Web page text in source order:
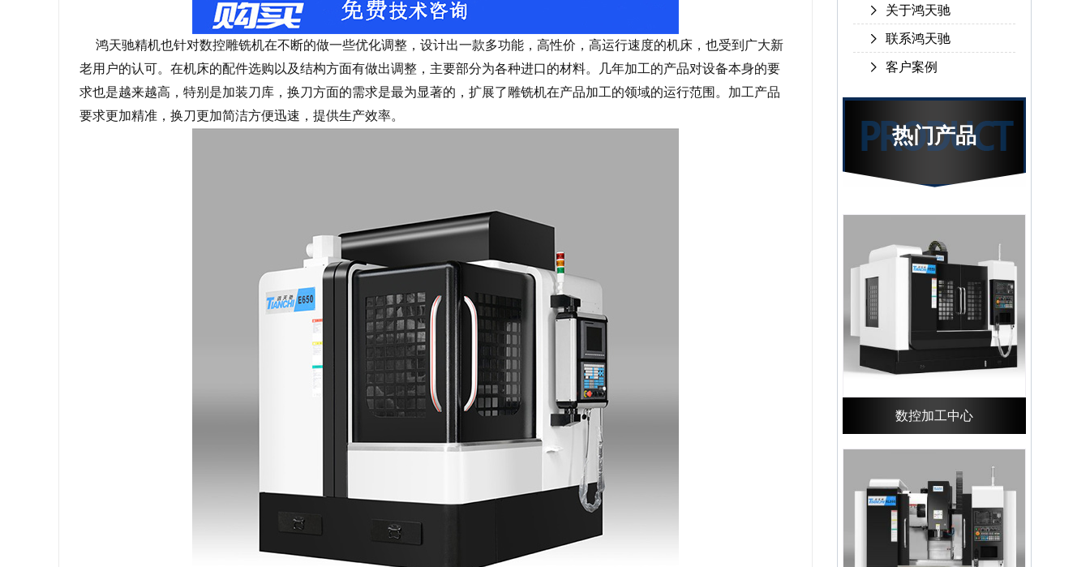
鸿天驰精机也针对数控雕铣机在不断的做一些优化调整，设计出一款多功能，高性价，高运行速度的机床，也受到广大新
老用户的认可。在机床的配件选购以及结构方面有做出调整，主要部分为各种进口的材料。几年加工的产品对设备本身的要
求也是越来越高，特别是加装刀库，换刀方面的需求是最为显著的，扩展了雕铣机在产品加工的领域的运行范围。加工产品
要求更加精准，换刀更加简洁方便迅速，提供生产效率。
关于鸿天驰
联系鸿天驰
客户案例
热门产品
数控加工中心